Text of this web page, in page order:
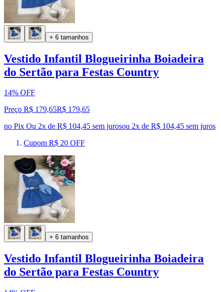
+ 6 tamanhos
Vestido Infantil Blogueirinha Boiadeira
do Sertão para Festas Country
14% OFF
Preço R$ 179,65R$ 179,65
no Pix Ou 2x de R$ 104,45 sem jurosou 2x de R$ 104,45 sem juros
Cupom R$ 20 OFF
+ 6 tamanhos
Vestido Infantil Blogueirinha Boiadeira
do Sertão para Festas Country